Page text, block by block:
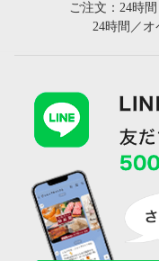
ご注文：24時
24時間／オ